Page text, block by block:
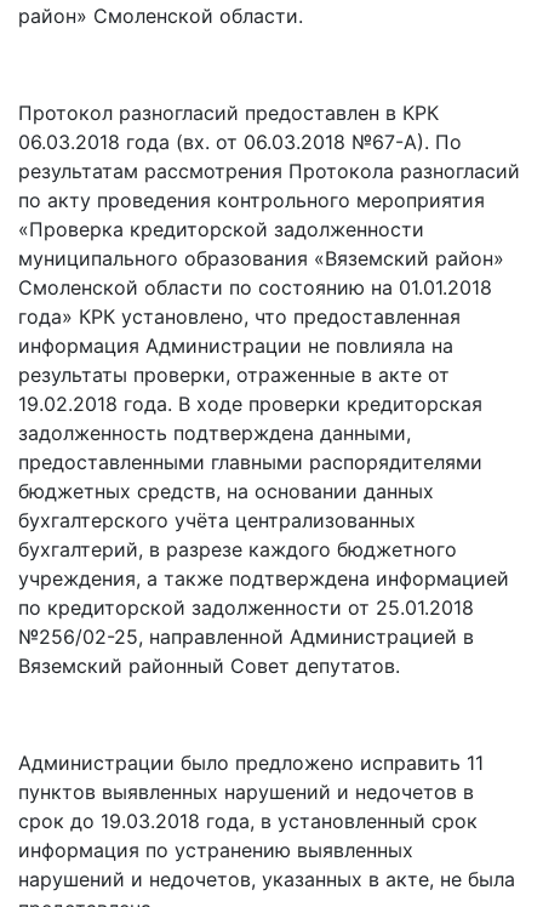
район» Смоленской области.
Протокол разногласий предоставлен в КРК
06.03.2018 года (вх. от 06.03.2018 №67-А). По
результатам рассмотрения Протокола разногласий
по акту проведения контрольного мероприятия
«Проверка кредиторской задолженности
муниципального образования «Вяземский район»
Смоленской области по состоянию на 01.01.2018
года» КРК установлено, что предоставленная
информация Администрации не повлияла на
результаты проверки, отраженные в акте от
19.02.2018 года. В ходе проверки кредиторская
задолженность подтверждена данными,
предоставленными главными распорядителями
бюджетных средств, на основании данных
бухгалтерского учёта централизованных
бухгалтерий, в разрезе каждого бюджетного
учреждения, а также подтверждена информацией
по кредиторской задолженности от 25.01.2018
№256/02-25, направленной Администрацией в
Вяземский районный Совет депутатов.
Администрации было предложено исправить 11
пунктов выявленных нарушений и недочетов в
срок до 19.03.2018 года, в установленный срок
информация по устранению выявленных
нарушений и недочетов, указанных в акте, не была